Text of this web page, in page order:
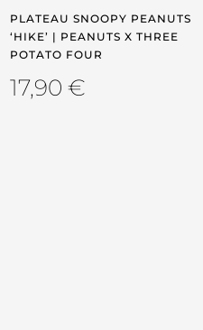
PLATEAU SNOOPY PEANUTS
‘HIKE’ | PEANUTS X THREE
POTATO FOUR
17,90 €